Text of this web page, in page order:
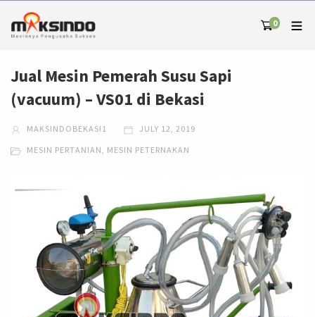
0
Jual Mesin Pemerah Susu Sapi
(vacuum) – VS01 di Bekasi
MAKSINDOBEKASI1 JULY 12, 2019
MESIN PERTANIAN, MESIN PETERNAKAN